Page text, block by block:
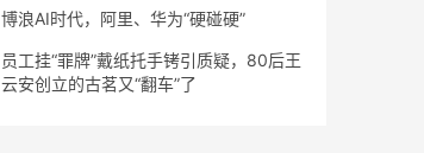
博浪AI时代，阿里、华为“硬碰硬”
员工挂“罪牌”戴纸托手铐引质疑，80后王
云安创立的古茗又“翻车”了